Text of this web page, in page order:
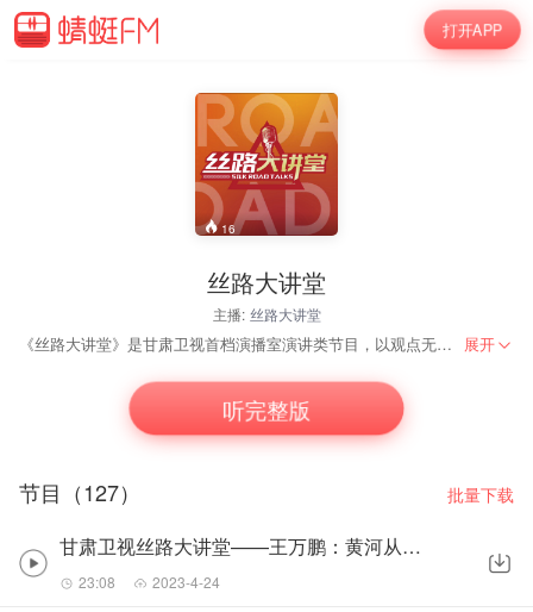
打开APP
16
丝路大讲堂
主播: 丝路大讲堂
《丝路大讲堂》是甘肃卫视首档演播室演讲类节目，以观点无论大小，价值决定高度为口号，“人文、自然、发展”为演讲内容的，分享出讲者真正热爱的、触碰心灵的、有价值的故事、智慧和观点。 展开
听完整版
节目（127） 批量下载
甘肃卫视丝路大讲堂——王万鹏：黄河从甘肃流过
23:08 2023-4-24